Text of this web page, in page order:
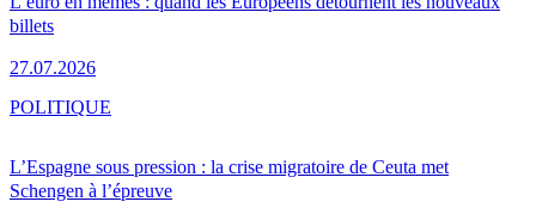
billets
27.07.2026
L’Espagne sous pression : la crise migratoire de Ceuta met
Schengen à l’épreuve
POLITIQUE